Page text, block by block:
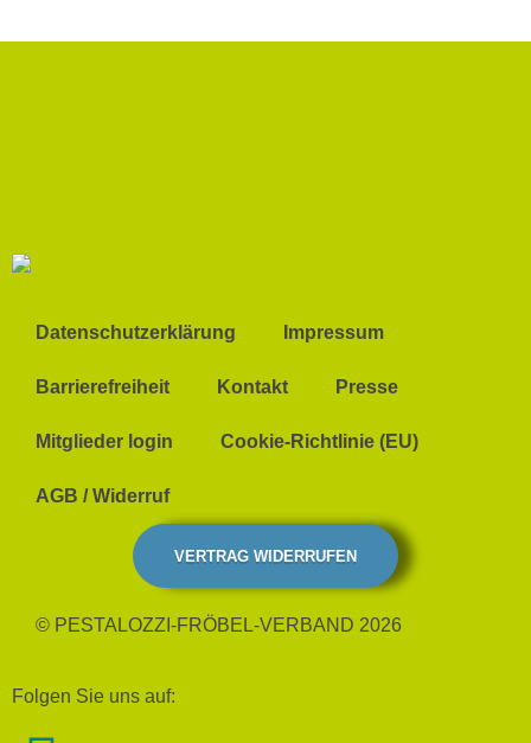
Datenschutzerklärung Impressum
Barrierefreiheit Kontakt Presse
Mitglieder login Cookie-Richtlinie (EU)
AGB / Widerruf
VERTRAG WIDERRUFEN
© PESTALOZZI-FRÖBEL-VERBAND 2026
Folgen Sie uns auf: